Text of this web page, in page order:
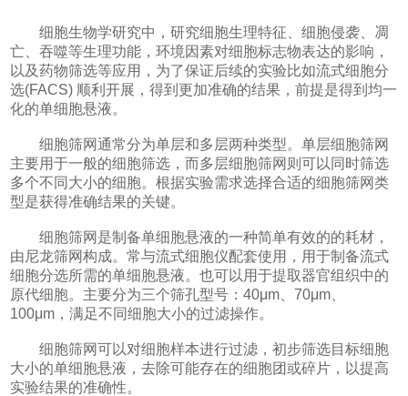
细胞生物学研究中，研究细胞生理特征、细胞侵袭、凋
亡、吞噬等生理功能，环境因素对细胞标志物表达的影响，
以及药物筛选等应用，为了保证后续的实验比如流式细胞分
选(FACS) 顺利开展，得到更加准确的结果，前提是得到均一
化的单细胞悬液。
细胞筛网通常分为单层和多层两种类型。单层细胞筛网
主要用于一般的细胞筛选，而多层细胞筛网则可以同时筛选
多个不同大小的细胞。根据实验需求选择合适的细胞筛网类
型是获得准确结果的关键。
细胞筛网是制备单细胞悬液的一种简单有效的的耗材，
由尼龙筛网构成。常与流式细胞仪配套使用，用于制备流式
细胞分选所需的单细胞悬液。也可以用于提取器官组织中的
原代细胞。主要分为三个筛孔型号：40μm、70μm、
100μm，满足不同细胞大小的过滤操作。
细胞筛网可以对细胞样本进行过滤，初步筛选目标细胞
大小的单细胞悬液，去除可能存在的细胞团或碎片，以提高
实验结果的准确性。